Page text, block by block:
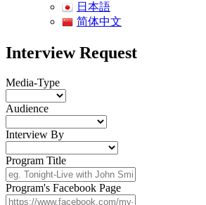
日本語
简体中文
Interview Request
Media-Type
Audience
Interview By
Program Title
Program's Facebook Page